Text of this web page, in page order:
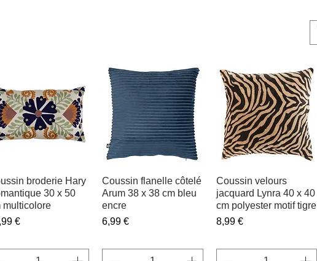
Aperçu rapide
broderie Hary
30 x 50
multicolore
€
Aperçu rapide
Coussin flanelle côtelé
Arum 38 x 38 cm bleu
encre
Prix
6,99 €
Aperçu rapide
Coussin velours
jacquard Lynra 40 x 40
cm polyester motif tigre
Prix
8,99 €